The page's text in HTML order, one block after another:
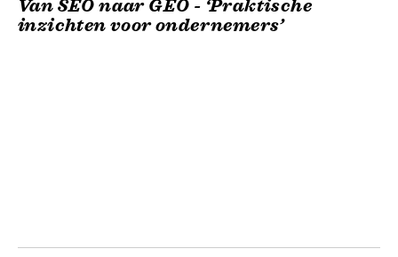
Van SEO naar GEO - ‘Praktische
inzichten voor ondernemers’